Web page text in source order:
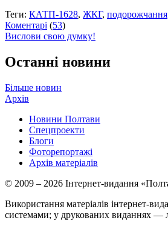
Теги: КАТП-1628, ЖКГ, подорожчання
Коментарі (53)
Вислови свою думку!
Останні новини
Більше новин
Архів
Новини Полтави
Спецпроекти
Блоги
Фоторепортажі
Архів матеріалів
© 2009 – 2026 Інтернет-видання
Використання матеріалів інтернет-
системами; у друкованих виданнях —